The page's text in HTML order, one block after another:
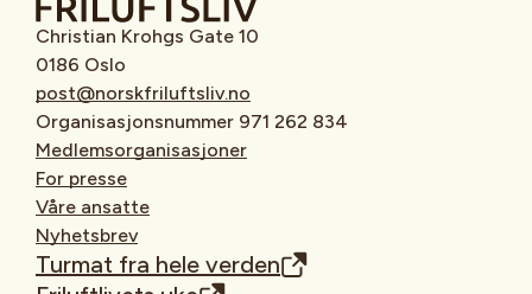
Christian Krohgs Gate 10
0186 Oslo
post@norskfriluftsliv.no
Organisasjonsnummer 971 262 834
Medlemsorganisasjoner
For presse
Våre ansatte
Nyhetsbrev
Turmat fra hele verden